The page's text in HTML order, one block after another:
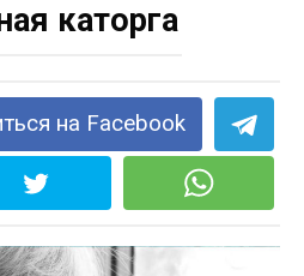
каторга
на Facebook